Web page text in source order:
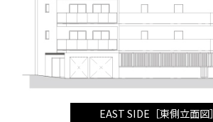
EAST SIDE［東側立面図］